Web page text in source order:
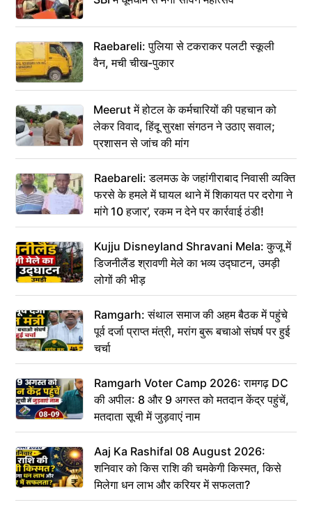
Raebareli: पुलिया से टकराकर पलटी स्कूली
वैन, मची चीख-पुकार
Meerut में होटल के कर्मचारियों की पहचान को
लेकर विवाद, हिंदू सुरक्षा संगठन ने उठाए सवाल;
प्रशासन से जांच की मांग
Raebareli: डलमऊ के जहांगीराबाद निवासी व्यक्ति
फरसे के हमले में घायल थाने में शिकायत पर दरोगा ने
मांगे 10 हजार’, रकम न देने पर कार्रवाई ठंडी!
Kujju Disneyland Shravani Mela: कुजू में
डिजनीलैंड श्रावणी मेले का भव्य उद्घाटन, उमड़ी
लोगों की भीड़
Ramgarh: संथाल समाज की अहम बैठक में पहुंचे
पूर्व दर्जा प्राप्त मंत्री, मरांग बुरू बचाओ संघर्ष पर हुई
चर्चा
Ramgarh Voter Camp 2026: रामगढ़ DC
की अपील: 8 और 9 अगस्त को मतदान केंद्र पहुंचें,
मतदाता सूची में जुड़वाएं नाम
Aaj Ka Rashifal 08 August 2026:
शनिवार को किस राशि की चमकेगी किस्मत, किसे
मिलेगा धन लाभ और करियर में सफलता?